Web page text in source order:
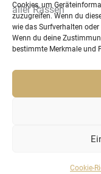
Cookies, um
zuzugreifen. Wenn du
wie das Surfverhalten
Wenn du deine
bestimmte Merkmale und
Cookie-
© 2026 TrailPark -